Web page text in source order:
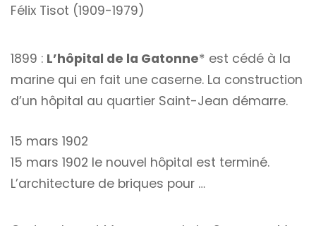
Félix Tisot (1909-1979)
1899 : L’hôpital de la Gatonne* est cédé à la
marine qui en fait une caserne. La construction
d’un hôpital au quartier Saint-Jean démarre.
15 mars 1902
15 mars 1902 le nouvel hôpital est terminé.
L’architecture de briques pour …